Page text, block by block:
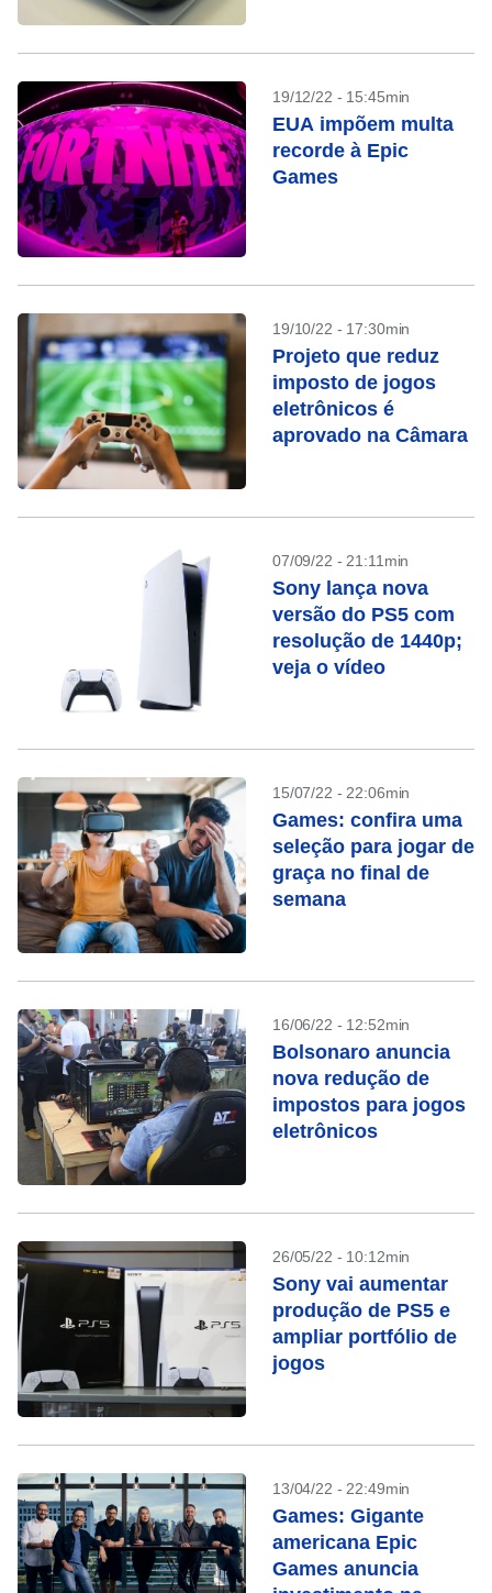
19/12/22 - 15:45min
EUA impõem multa
recorde à Epic
Games
19/10/22 - 17:30min
Projeto que reduz
imposto de jogos
eletrônicos é
aprovado na Câmara
07/09/22 - 21:11min
Sony lança nova
versão do PS5 com
resolução de 1440p;
veja o vídeo
15/07/22 - 22:06min
Games: confira uma
seleção para jogar de
graça no final de
semana
16/06/22 - 12:52min
Bolsonaro anuncia
nova redução de
impostos para jogos
eletrônicos
26/05/22 - 10:12min
Sony vai aumentar
produção de PS5 e
ampliar portfólio de
jogos
13/04/22 - 22:49min
Games: Gigante
americana Epic
Games anuncia